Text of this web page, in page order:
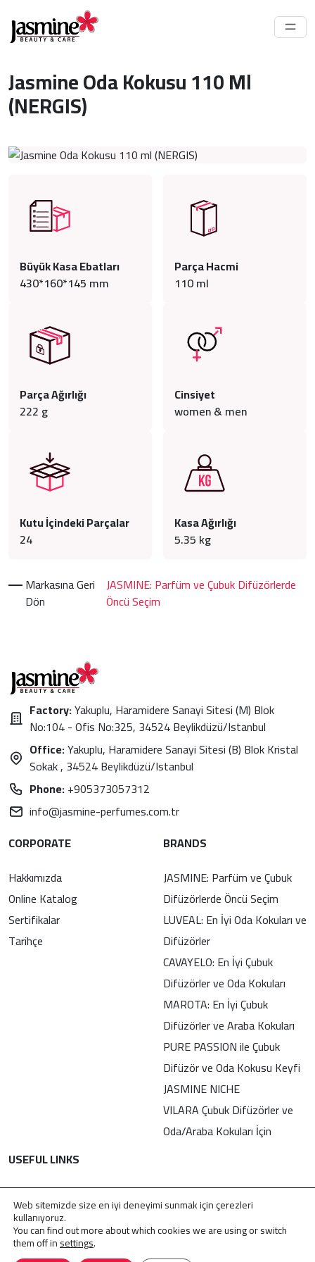
Jasmine Oda Kokusu 110 Ml
(NERGIS)
Büyük Kasa Ebatları
430*160*145 mm
Parça Hacmi
110ml
Parça Ağırlığı
222 g
Cinsiyet
women & men
Kutu İçindeki Parçalar
24
Kasa Ağırlığı
5.35 kg
Markasına Geri
Dön
JASMINE: Parfüm ve Çubuk Difüzörlerde
Öncü Seçim
Factory:Yakuplu, Haramidere Sanayi Sitesi (M) Blok
No:104 - Ofis No:325, 34524 Beylikdüzü/Istanbul
Office:Yakuplu, Haramidere Sanayi Sitesi (B) Blok Kristal
Sokak , 34524 Beylikdüzü/Istanbul
Phone:+905373057312
info@jasmine-perfumes.com.tr
CORPORATE
Hakkımızda
Online Katalog
Sertifikalar
Tarihçe
BRANDS
JASMINE: Parfüm ve Çubuk
Difüzörlerde Öncü Seçim
LUVEAL: En İyi Oda Kokuları ve
Difüzörler
CAVAYELO: En İyi Çubuk
Difüzörler ve Oda Kokuları
MAROTA: En İyi Çubuk
Difüzörler ve Araba Kokuları
PURE PASSION ile Çubuk
Difüzör ve Oda Kokusu Keyfi
JASMINE NICHE
VILARA Çubuk Difüzörler ve
Oda/Araba Kokuları İçin
USEFUL LINKS
İletişim
Gizlilik Politikası
KVKK
Web sitemizde size en iyi deneyimi sunmak için çerezleri
kullanıyoruz.
You can find out more about which cookies we are using or switch
them off insettings.